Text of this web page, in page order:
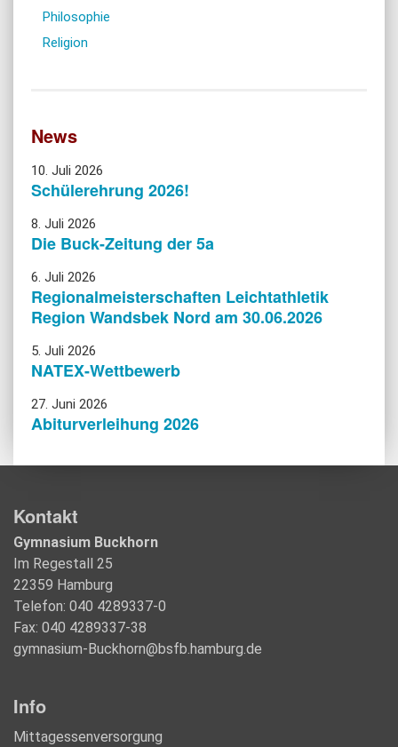
Philosophie
Religion
News
10. Juli 2026
Schülerehrung 2026!
8. Juli 2026
Die Buck-Zeitung der 5a
6. Juli 2026
Regionalmeisterschaften Leichtathletik
Region Wandsbek Nord am 30.06.2026
5. Juli 2026
NATEX-Wettbewerb
27. Juni 2026
Abiturverleihung 2026
Kontakt
Gymnasium Buckhorn
Im Regestall 25
22359 Hamburg
Telefon: 040 4289337-0
Fax: 040 4289337-38
gymnasium-Buckhorn@bsfb.hamburg.de
Info
Mittagessenversorgung